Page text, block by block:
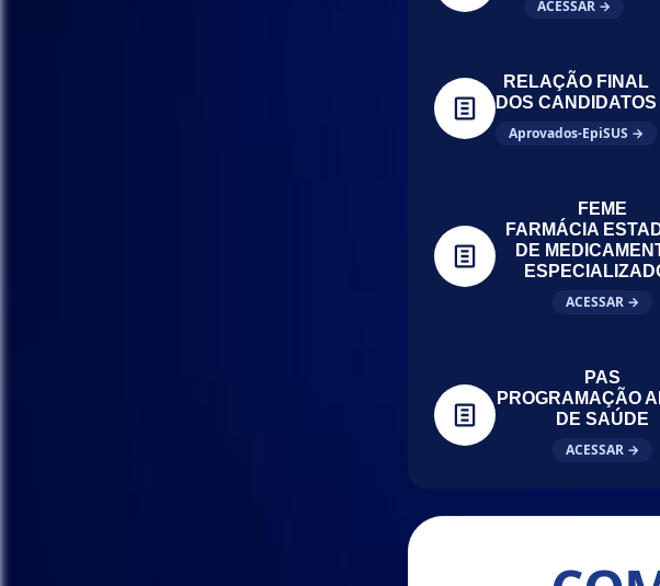
ACESSAR →
RELAÇÃO FINAL
DOS CANDIDATOS
Aprovados-EpiSUS →
FEME
FARMÁCIA
DE
ACESSAR →
PAS
PROGRAMAÇÃO
DE SAÚDE
ACESSAR →